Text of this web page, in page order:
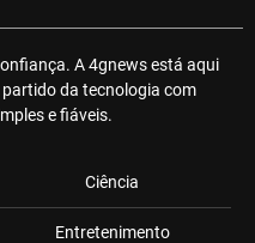
A 4gnews está aqui
da tecnologia com
e fiáveis.
Ciência
Entretenimento